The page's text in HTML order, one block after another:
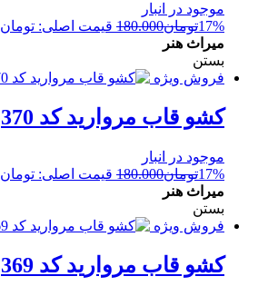
موجود در انبار
17%تومان180.000 قیمت اصلی: تومان180.000 بود.
میراث هنر
بستن
فروش ویژه
کشو قاب مروارید کد 370
موجود در انبار
17%تومان180.000 قیمت اصلی: تومان180.000 بود.
میراث هنر
بستن
فروش ویژه
کشو قاب مروارید کد 369